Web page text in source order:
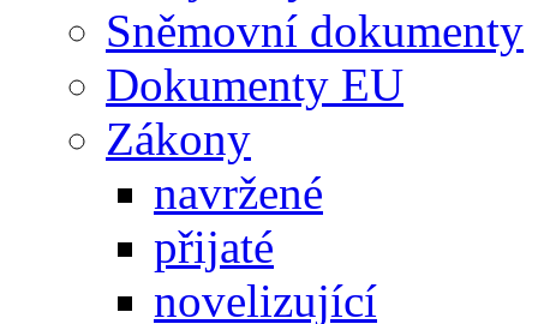
Sněmovní dokumenty
Dokumenty EU
Zákony
navržené
přijaté
novelizující